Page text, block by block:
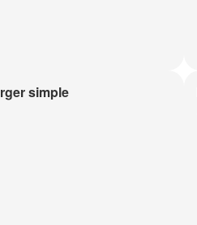
simple